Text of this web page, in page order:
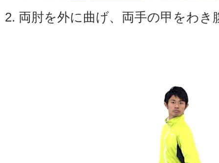
2. 両肘を外に曲げ、両手の甲をわき